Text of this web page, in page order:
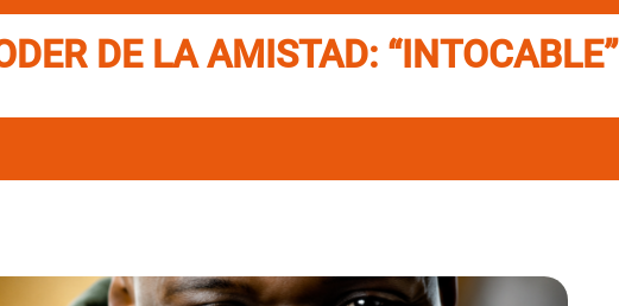
DE LA AMISTAD: “INTOCABLE”